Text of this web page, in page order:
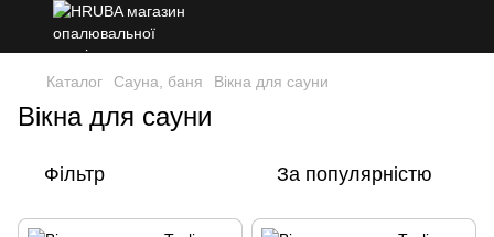
Каталог Сауна, баня Вікна для сауни
Вікна для сауни
Фільтр За популярністю